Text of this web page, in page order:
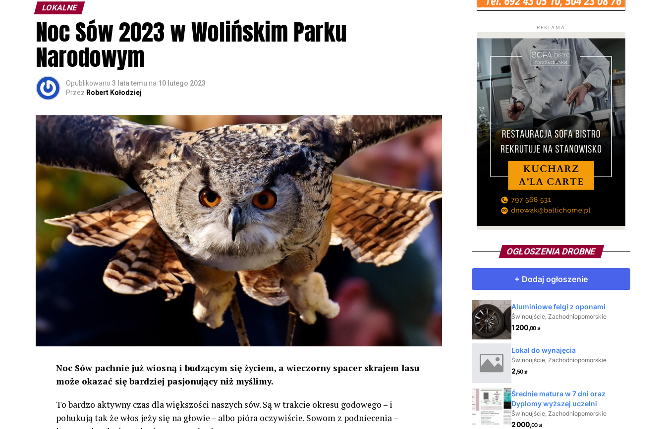
LOKALNE
Noc Sów 2023 w Wolińskim Parku
Narodowym
Opublikowano 3 lata temu na 10 lutego 2023
Przez Robert Kołodziej
Noc Sów pachnie już wiosną i budzącym się życiem, a wieczorny spacer skrajem lasu
może okazać się bardziej pasjonujący niż myślimy.
To bardzo aktywny czas dla większości naszych sów. Są w trakcie okresu godowego – i
pohukują tak że włos jeży się na głowie – albo pióra oczywiście. Sowom z podniecenia –
REKLAMA
OGŁOSZENIA DROBNE